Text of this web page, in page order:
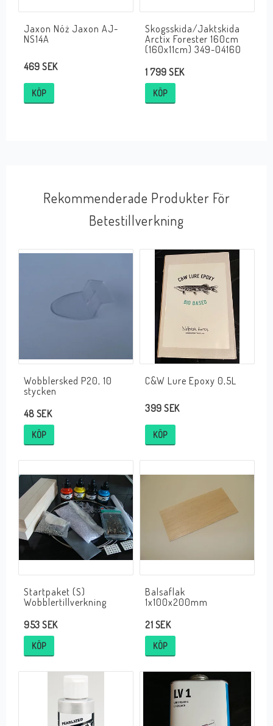
Jaxon Nóż Jaxon AJ-
NS14A
469 SEK
KÖP
Skogsskida/Jaktskida
Arctix Forester 160cm
(160x11cm) 349-04160
1 799 SEK
KÖP
Rekommenderade Produkter För
Betestillverkning
Wobblersked P20, 10
stycken
48 SEK
KÖP
C&W Lure Epoxy 0,5L
399 SEK
KÖP
Startpaket (S)
Wobblertillverkning
953 SEK
KÖP
Balsaflak
1x100x200mm
21 SEK
KÖP